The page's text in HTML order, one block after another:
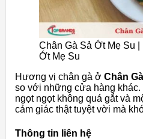
Chân Gà Sả Ớt Mẹ Su
Ớt Mẹ Su
Hương vị chân gà ở Chân
so với những cửa hàng khác.
ngọt ngọt không quá gắt và
cảm giác thật tuyệt vời mà
Thông tin liên hệ